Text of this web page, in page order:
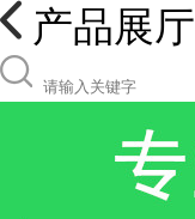
产品展厅